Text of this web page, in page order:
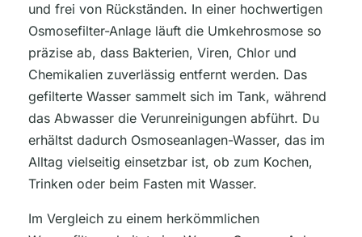
und frei von Rückständen. In einer hochwertigen
Osmosefilter-Anlage läuft die Umkehrosmose so
präzise ab, dass Bakterien, Viren, Chlor und
Chemikalien zuverlässig entfernt werden. Das
gefilterte Wasser sammelt sich im Tank, während
das Abwasser die Verunreinigungen abführt. Du
erhältst dadurch Osmoseanlagen-Wasser, das im
Alltag vielseitig einsetzbar ist, ob zum Kochen,
Trinken oder beim Fasten mit Wasser.
Im Vergleich zu einem herkömmlichen